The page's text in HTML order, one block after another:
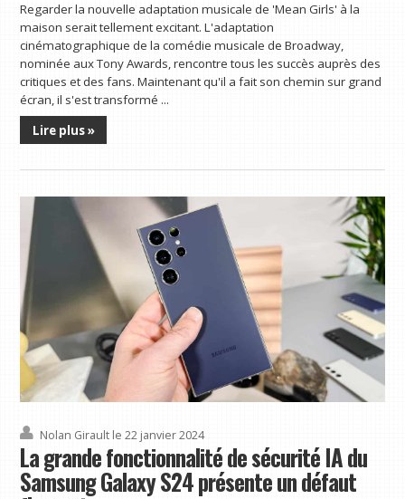
Regarder la nouvelle adaptation musicale de 'Mean Girls' à la
maison serait tellement excitant. L'adaptation
cinématographique de la comédie musicale de Broadway,
nominée aux Tony Awards, rencontre tous les succès auprès des
critiques et des fans. Maintenant qu'il a fait son chemin sur grand
écran, il s'est transformé ...
Lire plus »
Nolan Girault le 22 janvier 2024
La grande fonctionnalité de sécurité IA du
Samsung Galaxy S24 présente un défaut